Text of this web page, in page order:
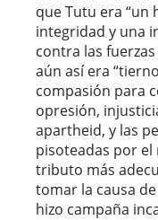
que Tutu era
integridad y una
contra las
aún así era
compasión para
opresión,
apartheid, y las
pisoteadas por el
tributo más
tomar la causa
hizo campaña